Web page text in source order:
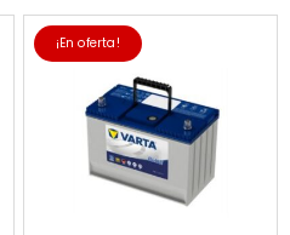
¡En oferta!